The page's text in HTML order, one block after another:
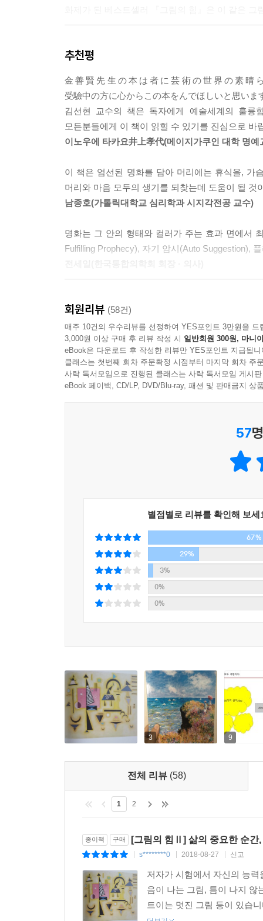
시험 준비생을 위해 엄선된 명화들이 선사하는 최
또 다른 명성을 이어가는 『그림의 힘 2』는 수
그림들을 엄선한 ‘전 세계 최초의 책’이다. 미술
있다고 말한다. 평소에 공부를 하고, 시험을 준
소개된 그림들은 지난 20여 년간의 연구와 임상
필요한 모든 요소요소들을 배려한다. 힘든 마음에
“시험 잘 봐” 라는 말 보다…
합격을 완성하는 최고의 그림 선물!
시중에는 지식을 채우는 수험서가 대부분으로,
추천평
金善賢先生の本は者に芸術の世界の素晴
受驗中の方に心からこの本をんでほしいと思いま
김선현 교수의 책은 독자에게 예술세계의 훌륭
모든분들에게 이 책이 읽힐 수 있기를 진심으로 바
이노우에 타카요井上孝代(메이지가쿠인 대학 명예
이 책은 엄선된 명화를 담아 머리에는 휴식을, 가
머리와 마음 모두의 생기를 되찾는데 도움이 될 것
남종호(가톨릭대학교 심리학과 시지각전공 교수)
명화는 그 안의 형태와 컬러가 주는 효과 면에서
Fulfilling Prophecy), 자기 암시(Auto Suggestion),
저로서는 마음의 안정과 집중이 필요한 세상 모든
설민석(한국사 강사, 태건에듀 대표이사)
성경에 “자기의 마음을 다스리는 자는 성을 빼앗
것이 중요한데, 이를 위해서는 반드시 자신의 마
마음을 다스릴 수 있었을 것이며, 시험도 더 수
방송을 준비하다보면 수험생 못잖게 그들을 지
임동현(EBS 학교교육본부 수능교육부 제작PD)
SSAT도 어렵지만 나한테는 면접이 훨씬 어려
북돋우려고 노력했다. 취업 성공 후 새로운 환경
신규진(삼성전자 공채 합격자)
CPA를 준비하던 당시에 김 원장님을 찾아가 상
내려놓을 수 있었는데, 같은 어려움을 겪고 있는
김진호(CPA 합격자, 삼일회계법인)
정휘경(임용고시 합격자, 비산중학교 교사)
입시를 거쳐 대학교 들어와서도 또 시험을 치른
박혜민(서울대학교 로스쿨 합격자)
회원리뷰 (58건)
매주 10건의 우수리뷰를 선정하여 YES포인트 3만원을 드
3,000원 이상 구매 후 리뷰 작성 시 일반회원 300원, 마니
eBook은 다운로드 후 작성한 리뷰만 YES포인트 지급됩니
클래스는 첫번째 회차 주문확정 시점부터 마지막 회차 주
사락 독서모임으로 진행된 클래스는 사락 독서모임 게시
eBook 페이백, CD/LP, DVD/Blu-ray, 패션 및 판매금지 상
57
별점별로 리뷰를 확인해 보세
67%
29%
3%
0%
0%
3 9
전체 리뷰 (58)
1 2
종이책 구매 [그림의 힘Ⅱ] 삶의 중요한 순간
s********0 2018-08-27 신고
저자가 시험에서 자신의 능
음이 나는 그림, 틈이 나지 않
트이는 멋진 그림 등이 있습